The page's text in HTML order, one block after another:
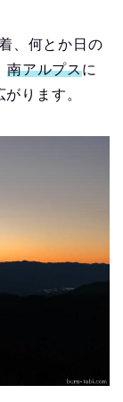
、何とか日の
南アルプスに
がります。